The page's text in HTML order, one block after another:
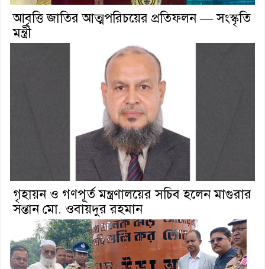
আবৃত্তি জাতির আত্মপরিচয়ের প্রতিফলন — সংস্কৃতি
মন্ত্রী
গৃহায়ন ও গণপূর্ত মন্ত্রণালয়ের সচিব হলেন মাগুরার
সন্তান মো. ওবায়দুর রহমান